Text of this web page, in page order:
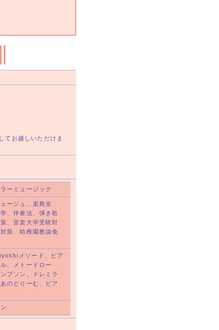
てお越しいただけま
ーミュージック
ージュ、楽典全
、伴奏法、弾き歌
、音楽大学受験対
策、幼稚園教諭免
メソード、ピア
、メトードロー
プソン、ドレミラ
のどりーむ、ピア